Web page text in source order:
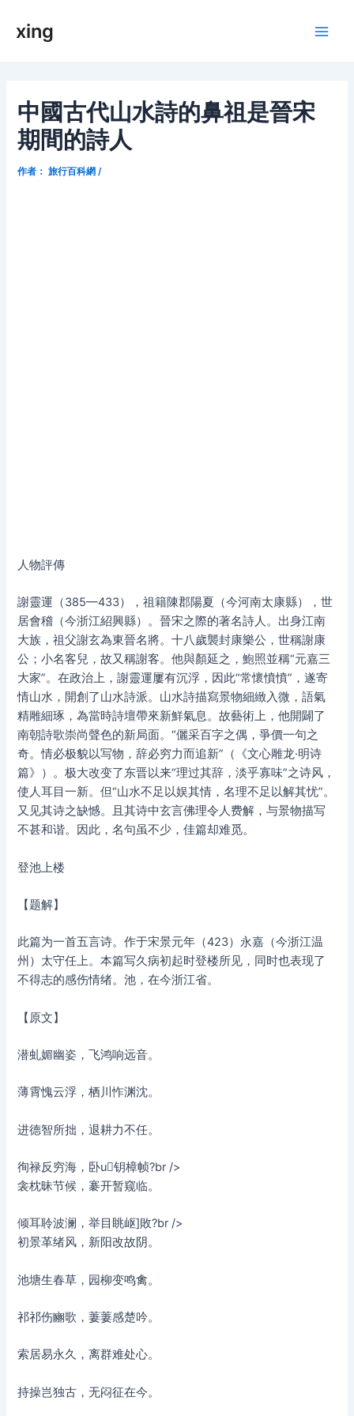
xing
中國古代山水詩的鼻祖是晉宋
期間的詩人
作者： 旅行百科網 /
人物評傳
謝靈運（385—433），祖籍陳郡陽夏（今河南太康縣），世
居會稽（今浙江紹興縣）。晉宋之際的著名詩人。出身江南
大族，祖父謝玄為東晉名將。十八歲襲封康樂公，世稱謝康
公；小名客兒，故又稱謝客。他與顏延之，鮑照並稱“元嘉三
大家”。在政治上，謝靈運屢有沉浮，因此“常懷憤憤”，遂寄
情山水，開創了山水詩派。山水詩描寫景物細緻入微，語氣
精雕細琢，為當時詩壇帶來新鮮氣息。故藝術上，他開闢了
南朝詩歌崇尚聲色的新局面。“儷采百字之偶，爭價一句之
奇。情必极貌以写物，辞必穷力而追新”（《文心雕龙·明诗
篇》）。极大改变了东晋以来“理过其辞，淡乎寡味”之诗风，
使人耳目一新。但“山水不足以娱其情，名理不足以解其忧”。
又见其诗之缺憾。且其诗中玄言佛理令人费解，与景物描写
不甚和谐。因此，名句虽不少，佳篇却难觅。
登池上楼
【题解】
此篇为一首五言诗。作于宋景元年（423）永嘉（今浙江温
州）太守任上。本篇写久病初起时登楼所见，同时也表现了
不得志的感伤情绪。池，在今浙江省。
【原文】
潜虬媚幽姿，飞鸿响远音。
薄霄愧云浮，栖川怍渊沈。
进德智所拙，退耕力不任。
徇禄反穷海，卧u钥樟帧?br />
衾枕昧节候，褰开暂窥临。
倾耳聆波澜，举目眺岖]敗?br />
初景革绪风，新阳改故阴。
池塘生春草，园柳变鸣禽。
祁祁伤豳歌，萋萋感楚吟。
索居易永久，离群难处心。
持操岂独古，无闷征在今。